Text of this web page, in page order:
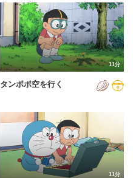
11分
タンポポ空を行く
11分